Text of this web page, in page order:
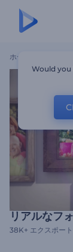
ホーム
リアルなフ
38K+ エクスポー
Would you